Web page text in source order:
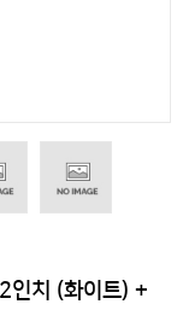
인치 (화이트) +